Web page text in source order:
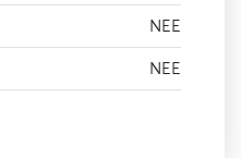
NEE
NEE